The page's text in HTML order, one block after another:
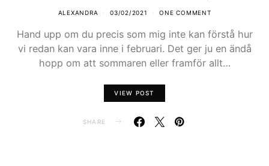
ALEXANDRA 03/02/2021 ONE COMMENT
Hand upp om du precis som mig inte kan förstå hur
vi redan kan vara inne i februari. Det ger ju en ändå
hopp om att sommaren eller framför allt…
VIEW POST
SHARE